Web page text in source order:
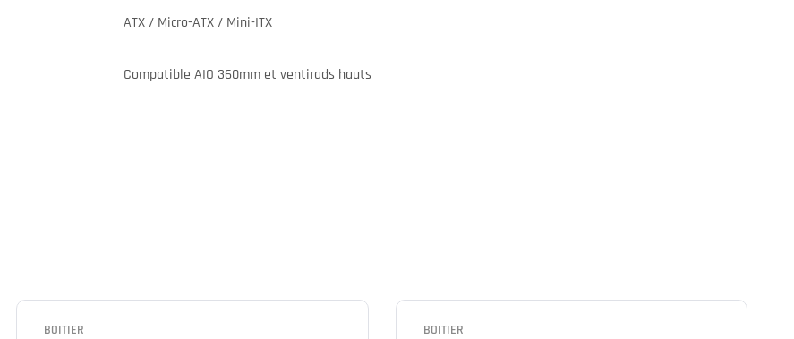
ATX / Micro-ATX / Mini-ITX
Compatible AIO 360mm et ventirads hauts
BOITIER BOITIER